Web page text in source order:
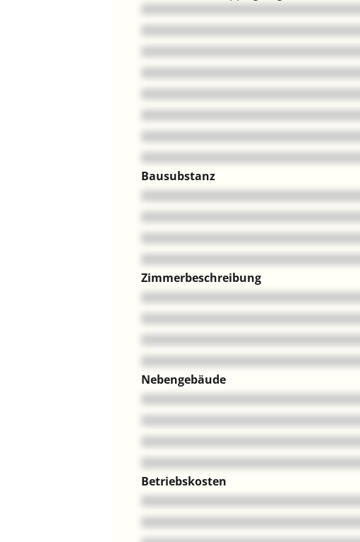
Bausubstanz
Zimmerbeschreibung
Nebengebäude
Betriebskosten